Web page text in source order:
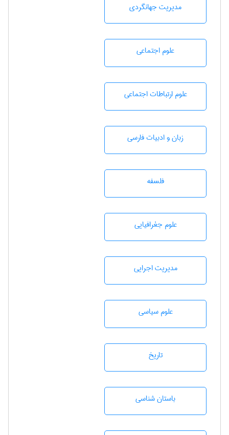
مديريت جهانگردی
علوم اجتماعی
علوم ارتباطات اجتماعی
زبان و ادبيات فارسی
فلسفه
علوم جغرافيايی
مديريت اجرايی
علوم سياسی
تاريخ
باستان شناسی